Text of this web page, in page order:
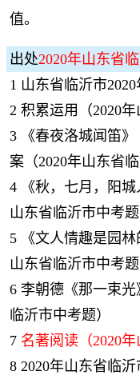
值。
出处2020年山东省
1 山东省临沂市
2 积累运用（2020年
3
《春夜洛城闻笛
案（2020年山东省
4
《秋，七月，阳
山东省临沂市中考题
5
《文人情趣是园
山东省临沂市中考题
6 李朝德《那一束光
临沂市中考题）
7 名著阅读（2020年
8 2020年山东省临